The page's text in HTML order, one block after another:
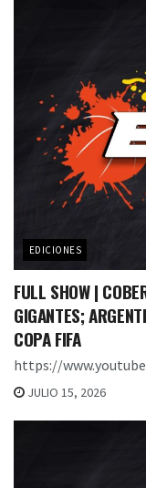
EDICIONES
FULL SHOW |
GIGANTES;
COPA FIFA
https://
JULIO 15, 2026